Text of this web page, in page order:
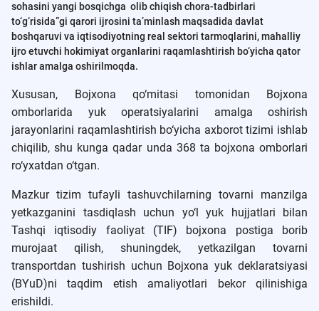
sohasini yangi bosqichga olib chiqish chora-tadbirlari
to‘g‘risida”gi qarori ijrosini ta’minlash maqsadida davlat
boshqaruvi va iqtisodiyotning real sektori tarmoqlarini, mahalliy
ijro etuvchi hokimiyat organlarini raqamlashtirish bo‘yicha qator
ishlar amalga oshirilmoqda.
Xususan, Bojxona qo‘mitasi tomonidan Bojxona
omborlarida yuk operatsiyalarini amalga oshirish
jarayonlarini raqamlashtirish bo‘yicha axborot tizimi ishlab
chiqilib, shu kunga qadar unda 368 ta bojxona omborlari
ro‘yxatdan o‘tgan.
Mazkur tizim tufayli tashuvchilarning tovarni manzilga
yetkazganini tasdiqlash uchun yo‘l yuk hujjatlari bilan
Tashqi iqtisodiy faoliyat (TIF) bojxona postiga borib
murojaat qilish, shuningdek, yetkazilgan tovarni
transportdan tushirish uchun Bojxona yuk deklaratsiyasi
(BYuD)ni taqdim etish amaliyotlari bekor qilinishiga
erishildi.